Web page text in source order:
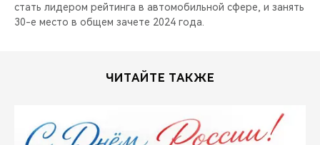
стать лидером рейтинга в автомобильной сфере, и занять
30-е место в общем зачете 2024 года.
ЧИТАЙТЕ ТАКЖЕ